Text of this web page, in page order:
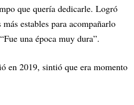
que quería dedicarle. Logró
estables para acompañarlo
una época muy dura”.
en 2019, sintió que era momento